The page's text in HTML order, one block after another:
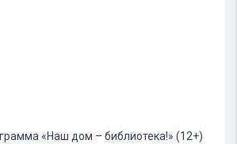
«Наш дом – библиотека!» (12+)